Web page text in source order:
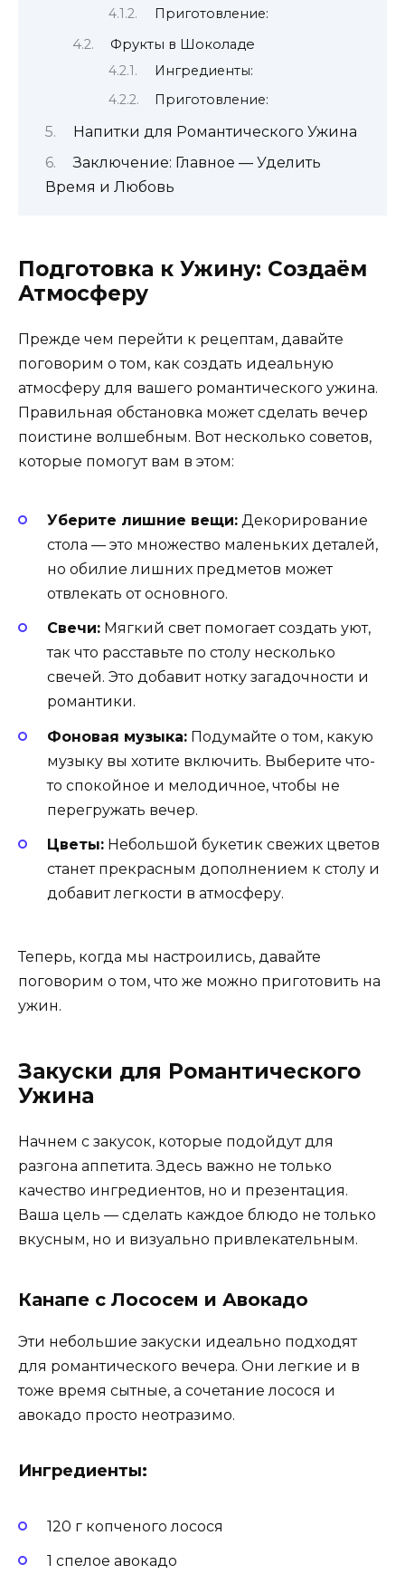
Приготовление:
Фрукты в Шоколаде
Ингредиенты:
Приготовление:
Напитки для Романтического Ужина
Заключение: Главное — Уделить
Время и Любовь
Подготовка к Ужину: Создаём
Атмосферу
Прежде чем перейти к рецептам, давайте
поговорим о том, как создать идеальную
атмосферу для вашего романтического ужина.
Правильная обстановка может сделать вечер
поистине волшебным. Вот несколько советов,
которые помогут вам в этом:
Уберите лишние вещи: Декорирование
стола — это множество маленьких деталей,
но обилие лишних предметов может
отвлекать от основного.
Свечи: Мягкий свет помогает создать уют,
так что расставьте по столу несколько
свечей. Это добавит нотку загадочности и
романтики.
Фоновая музыка: Подумайте о том, какую
музыку вы хотите включить. Выберите что-
то спокойное и мелодичное, чтобы не
перегружать вечер.
Цветы: Небольшой букетик свежих цветов
станет прекрасным дополнением к столу и
добавит легкости в атмосферу.
Теперь, когда мы настроились, давайте
поговорим о том, что же можно приготовить на
ужин.
Закуски для Романтического
Ужина
Начнем с закусок, которые подойдут для
разгона аппетита. Здесь важно не только
качество ингредиентов, но и презентация.
Ваша цель — сделать каждое блюдо не только
вкусным, но и визуально привлекательным.
Канапе с Лососем и Авокадо
Эти небольшие закуски идеально подходят
для романтического вечера. Они легкие и в
тоже время сытные, а сочетание лосося и
авокадо просто неотразимо.
Ингредиенты:
120 г копченого лосося
1 спелое авокадо